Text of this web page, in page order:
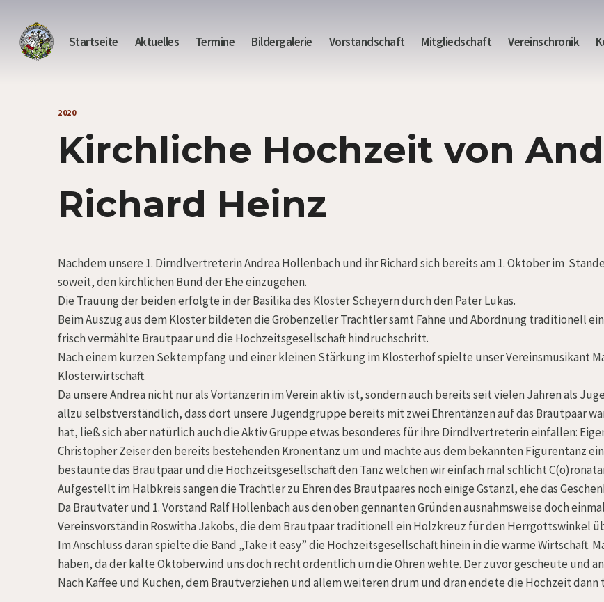
Inhalt
springen
Startseite Aktuelles Termine Bildergalerie Vorstandschaft Mitgliedschaft Vereinschronik
2020
Kirchliche Hochzeit von
Richard Heinz
Nachdem unsere 1. Dirndlvertreterin Andrea Hollenbach und ihr Richard sich bereits am 1. Oktober im
soweit, den kirchlichen Bund der Ehe einzugehen.
Die Trauung der beiden erfolgte in der Basilika des Kloster Scheyern durch den Pater Lukas.
Beim Auszug aus dem Kloster bildeten die Gröbenzeller Trachtler samt Fahne und Abordnung traditionell
frisch vermählte Brautpaar und die Hochzeitsgesellschaft hindruchschritt.
Nach einem kurzen Sektempfang und einer kleinen Stärkung im Klosterhof spielte unser Vereinsmusikant
Klosterwirtschaft.
Da unsere Andrea nicht nur als Vortänzerin im Verein aktiv ist, sondern auch bereits seit vielen Jahren als
allzu selbstverständlich, dass dort unsere Jugendgruppe bereits mit zwei Ehrentänzen auf das Brautpaar
hat, ließ sich aber natürlich auch die Aktiv Gruppe etwas besonderes für ihre Dirndlvertreterin einfallen:
Christopher Zeiser den bereits bestehenden Kronentanz um und machte aus dem bekannten Figurentanz
bestaunte das Brautpaar und die Hochzeitsgesellschaft den Tanz welchen wir einfach mal schlicht
Aufgestellt im Halbkreis sangen die Trachtler zu Ehren des Brautpaares noch einige Gstanzl, ehe das
Da Brautvater und 1. Vorstand Ralf Hollenbach aus den oben gennanten Gründen ausnahmsweise doch
Vereinsvorständin Roswitha Jakobs, die dem Brautpaar traditionell ein Holzkreuz für den Herrgottswinkel
Im Anschluss daran spielte die Band „Take it easy” die Hochzeitsgesellschaft hinein in die warme
haben, da der kalte Oktoberwind uns doch recht ordentlich um die Ohren wehte. Der zuvor gescheute und
Nach Kaffee und Kuchen, dem Brautverziehen und allem weiteren drum und dran endete die Hochzeit dann